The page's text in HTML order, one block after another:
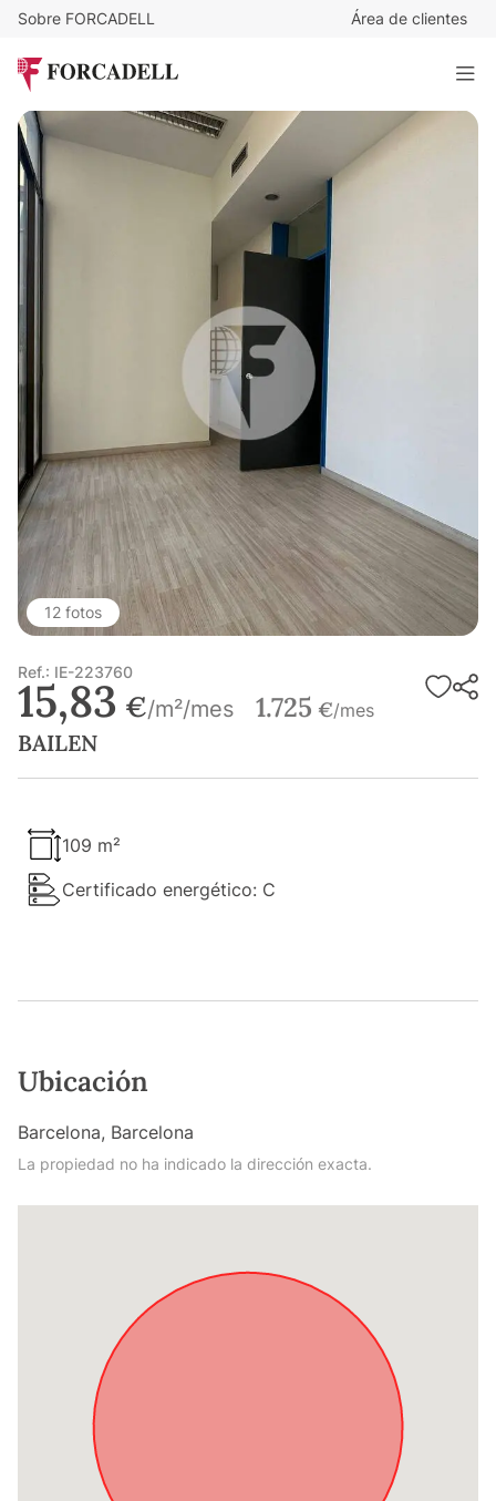
Sobre FORCADELL Área de clientes
BAILEN
109 m²
12 fotos
Ref.: IE-223760
15,83 €/m²/mes 1.725 €/mes
BAILEN
109 m²
Certificado energético: C
Ubicación
Barcelona, Barcelona
La propiedad no ha indicado la dirección exacta.